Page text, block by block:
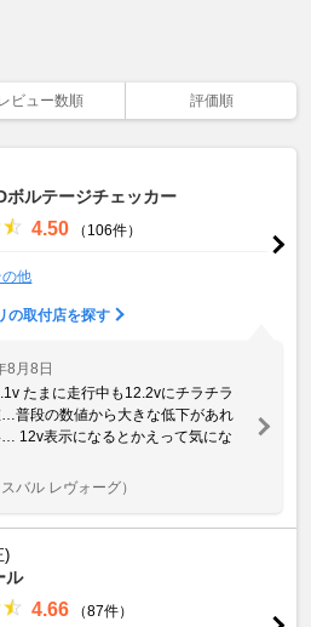
レビュー数順 評価順
ボルテージチェッカー
4.50 （106件）
の他
の取付店を探す
8月8日
たまに走行中も12.2vにチラチラ
普段の数値から大きな低下があれ
12v表示になるとかえって気にな
スバル レヴォーグ）
)
ル
4.66 （87件）